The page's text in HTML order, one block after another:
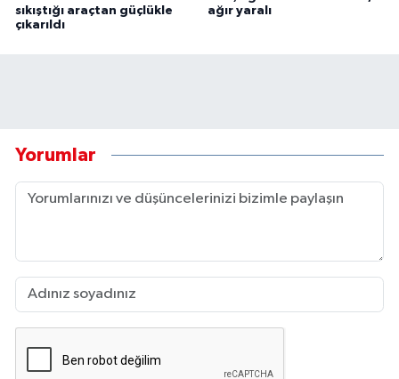
sıkıştığı araçtan güçlükle
çıkarıldı
ağır yaralı
Yorumlar